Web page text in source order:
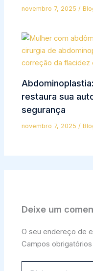
novembro 7, 2025/
restaura sua
segurança
novembro 7, 2025/
Deixe um
O seu endereço de
Campos